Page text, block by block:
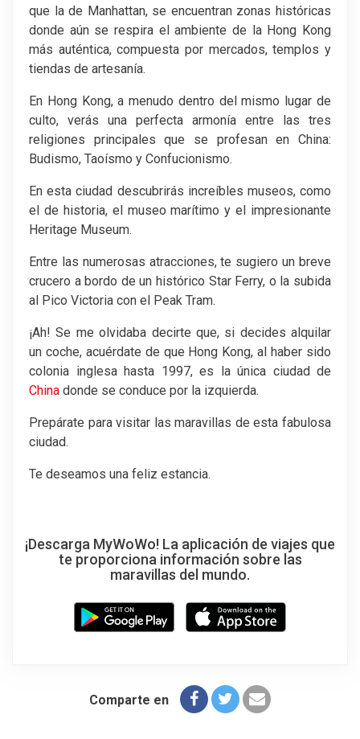
que la de Manhattan, se encuentran zonas históricas
donde aún se respira el ambiente de la Hong Kong
más auténtica, compuesta por mercados, templos y
tiendas de artesanía.
En Hong Kong, a menudo dentro del mismo lugar de
culto, verás una perfecta armonía entre las tres
religiones principales que se profesan en China:
Budismo, Taoísmo y Confucionismo.
En esta ciudad descubrirás increíbles museos, como
el de historia, el museo marítimo y el impresionante
Heritage Museum.
Entre las numerosas atracciones, te sugiero un breve
crucero a bordo de un histórico Star Ferry, o la subida
al Pico Victoria con el Peak Tram.
¡Ah! Se me olvidaba decirte que, si decides alquilar
un coche, acuérdate de que Hong Kong, al haber sido
colonia inglesa hasta 1997, es la única ciudad de
China donde se conduce por la izquierda.
Prepárate para visitar las maravillas de esta fabulosa
ciudad.
Te deseamos una feliz estancia.
¡Descarga MyWoWo! La aplicación de viajes que
te proporciona información sobre las
maravillas del mundo.
Comparte en